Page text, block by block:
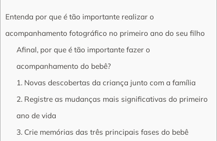
Entenda por que é tão importante realizar o
acompanhamento fotográfico no primeiro ano do seu filho
Afinal, por que é tão importante fazer o
acompanhamento do bebê?
1. Novas descobertas da criança junto com a família
2. Registre as mudanças mais significativas do primeiro
ano de vida
3. Crie memórias das três principais fases do bebê